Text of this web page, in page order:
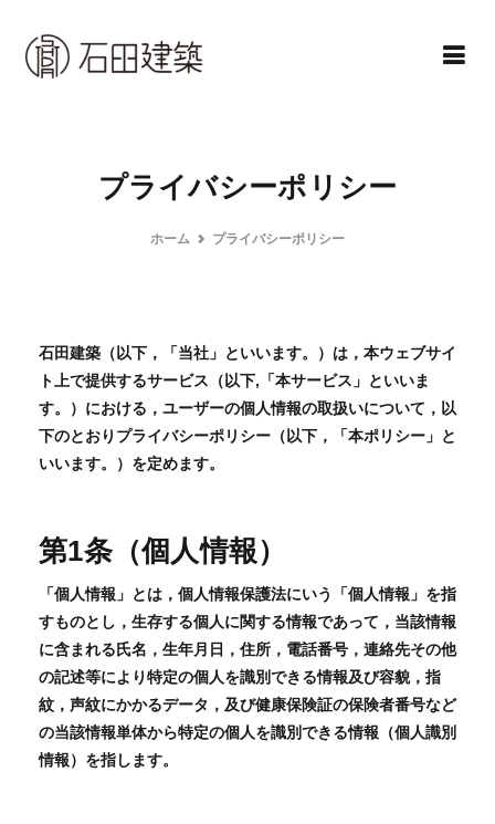
プライバシーポリシー
ホーム プライバシーポリシー
石田建築（以下，「当社」といいます。）は，本ウェブサイ
ト上で提供するサービス（以下,「本サービス」といいま
す。）における，ユーザーの個人情報の取扱いについて，以
下のとおりプライバシーポリシー（以下，「本ポリシー」と
いいます。）を定めます。
第1条（個人情報）
「個人情報」とは，個人情報保護法にいう「個人情報」を指
すものとし，生存する個人に関する情報であって，当該情報
に含まれる氏名，生年月日，住所，電話番号，連絡先その他
の記述等により特定の個人を識別できる情報及び容貌，指
紋，声紋にかかるデータ，及び健康保険証の保険者番号など
の当該情報単体から特定の個人を識別できる情報（個人識別
情報）を指します。